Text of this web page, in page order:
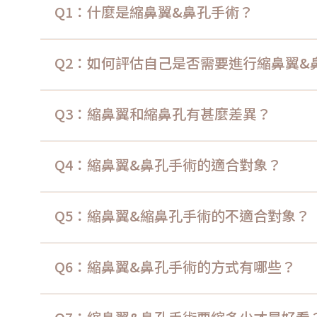
Q1：什麼是縮鼻翼&鼻孔手術？
Q2：如何評估自己是否需要進行縮鼻翼&
Q3：縮鼻翼和縮鼻孔有甚麼差異？
Q4：縮鼻翼&鼻孔手術的適合對象？
Q5：縮鼻翼&縮鼻孔手術的不適合對象？
Q6：縮鼻翼&鼻孔手術的方式有哪些？